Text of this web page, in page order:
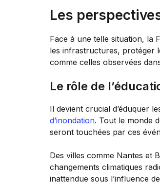
Les
Face à une telle situation, la
les infrastructures, protéger
comme celles observées
Le rôle de
Il devient crucial d’éduquer
d’inondation. Tout le monde
seront touchées par ces
Des villes comme Nantes et
changements climatiques
inattendue sous l’influence